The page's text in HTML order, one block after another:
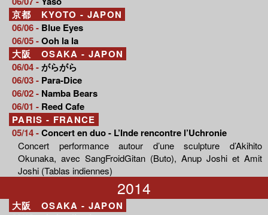
京都 KYOTO - JAPON
06/06 - Blue Eyes
06/05 -Ooh la la
大阪 OSAKA - JAPON
06/04 -がらがら
06/03 - Para-Dice
06/02 - Namba Bears
06/01 - Reed Cafe
PARIS - FRANCE
05/14 -Concert en duo - L’Inde rencontre l’Uchronie
Concert performance autour d’une sculpture d’Akihito
Okunaka, avec SangFroidGitan (Buto), Anup Joshi et Amit
Joshi (Tablas indiennes)
2014
大阪 OSAKA - JAPON